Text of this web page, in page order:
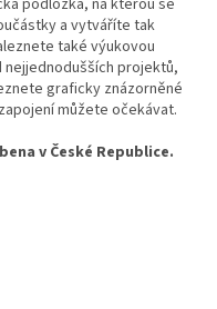
a vytváříte tak
také výukovou
projektů,
graficky znázorněné
můžete očekávat.
v České Republice.